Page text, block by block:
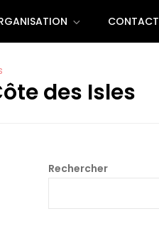
CONTACT
des Isles
Rechercher